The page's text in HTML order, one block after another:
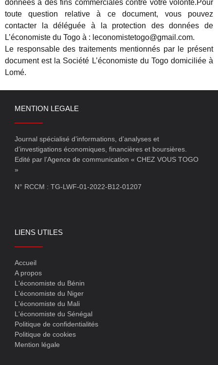
données à des fins commerciales contre votre volonté.Pour
toute question relative à ce document, vous pouvez
contacter la déléguée à la protection des données de
L’économiste du Togo à : leconomistetogo@gmail.com.
Le responsable des traitements mentionnés par le présent
document est la Société L’économiste du Togo domiciliée à
Lomé.
MENTION LEGALE
Journal spécialisé d’informations, d’analyses et
d’investigations économiques, financières et boursières.
Edité par l’Agence de communication « CHEZ VOUS TOGO
»
N° RCCM : TG-LWF-01-2022-B12-01207
LIENS UTILES
Accueil
A propos
L'économiste du Bénin
L'économiste du Niger
L'économiste du Mali
L'économiste du Sénégal
Politique de confidentialités
Politique de cookies
Mention légale